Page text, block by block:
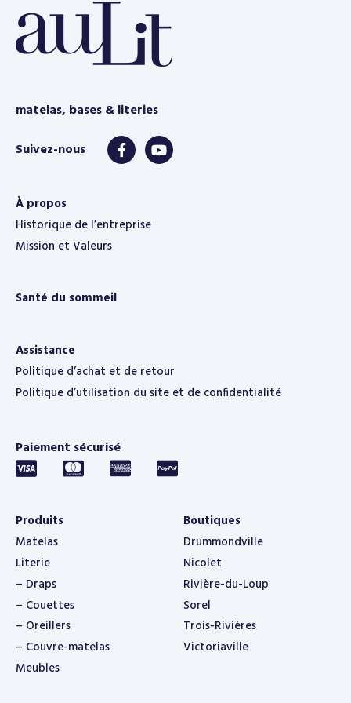
matelas, bases & literies
À propos
Historique de l’entreprise
Mission et Valeurs
Santé du sommeil
Assistance
Politique d’achat et de retour
Politique d’utilisation du site et de confidentialité
Paiement sécurisé
Produits
Matelas
Literie
– Draps
– Couettes
– Oreillers
– Couvre-matelas
Meubles
Boutiques
Drummondville
Nicolet
Rivière-du-Loup
Sorel
Trois-Rivières
Victoriaville